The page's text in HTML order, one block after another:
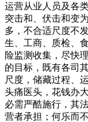
运营从业人员及各
突击和、伏击和变
多，不合适尺度不
生、工商、质检、
险监测收集，尽快
的目标，既有各司
尺度，储藏过程、
头痛医头，花钱办
必需严酷施行，其
营者承担；何乐而